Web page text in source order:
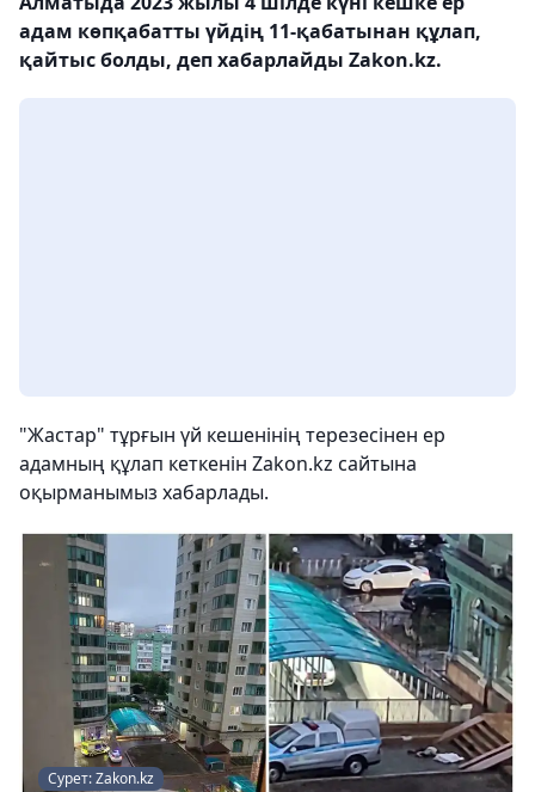
адам көпқабатты үйдің 11-қабатынан құлап,
қайтыс болды, деп хабарлайды Zakon.kz.
"Жастар" тұрғын үй кешенінің терезесінен ер
адамның құлап кеткенін Zakon.kz сайтына
оқырманымыз хабарлады.
Сурет: Zakon.kz